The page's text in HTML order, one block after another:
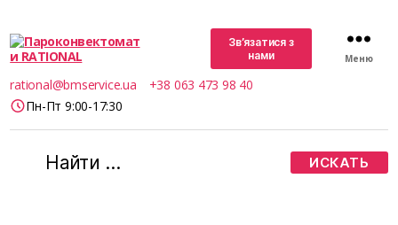
RATIONAL
Зв’язатися з
нами
rational@bmservice.ua
+38 063 473 98 40
Пн-Пт 9:00-17:30
Меню
Поиск: